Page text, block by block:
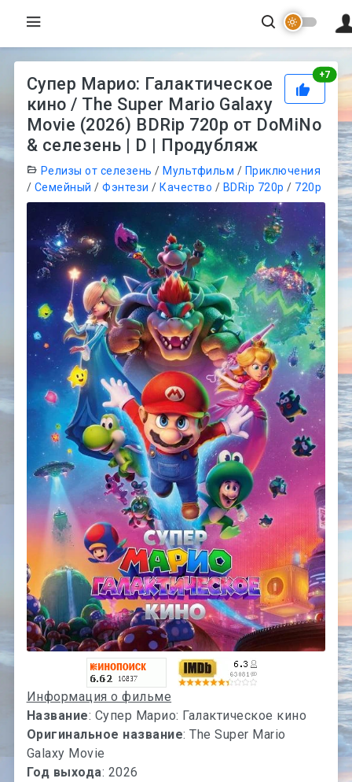
+7
Супер Марио: Галактическое
кино / The Super Mario Galaxy
Movie (2026) BDRip 720p от DoMiNo
& селезень | D | Продубляж
Релизы от селезень /Мультфильм / Приключения
/ Семейный /Фэнтези /Качество / BDRip 720p / 720p
Информация о фильме
Название: Супер Марио: Галактическое кино
Оригинальное название: The Super Mario
Galaxy Movie
Год выхода: 2026